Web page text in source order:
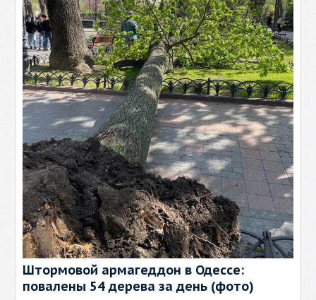
Штормовой армагеддон в Одессе:
повалены 54 дерева за день (фото)